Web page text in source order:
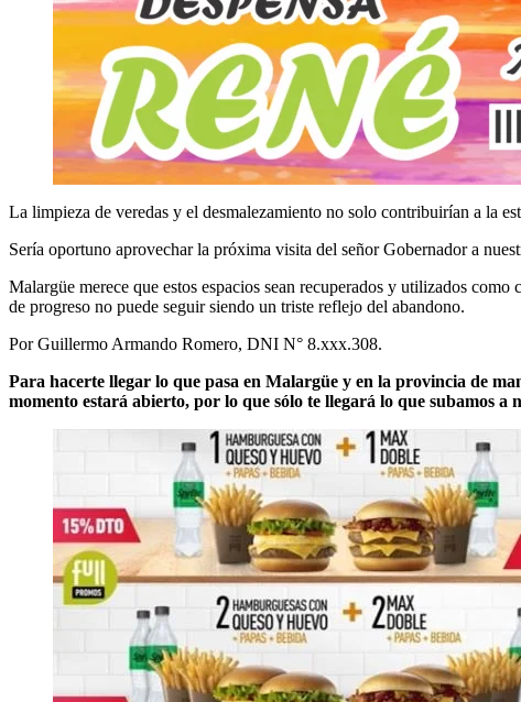
La limpieza de veredas y el desmalezamiento no solo contribuirían a la
Sería oportuno aprovechar la próxima visita del señor Gobernador a
Malargüe merece que estos espacios sean recuperados y utilizados
de progreso no puede seguir siendo un triste reflejo del abandono.
Por Guillermo Armando Romero, DNI N° 8.xxx.308.
Para hacerte llegar lo que pasa en Malargüe y en la provincia de
momento estará abierto, por lo que sólo te llegará lo que subamos